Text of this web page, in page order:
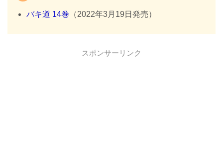
バキ道 14巻 （2022年3月19日発売）
スポンサーリンク